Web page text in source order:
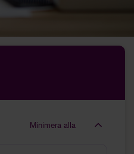
Minimera alla